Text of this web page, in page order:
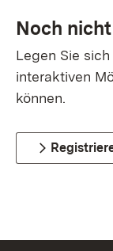
Noch
Legen Sie
interaktiven
können.